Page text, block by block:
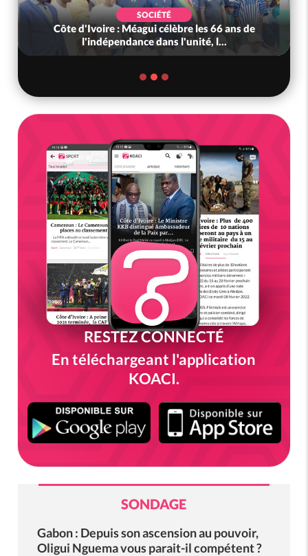
SOCIÉTÉ
Côte d'Ivoire : Méagui célèbre les 66 ans de
l'indépendance dans l'unité, l...
RESTEZ CONNECTÉ
En téléchargeant l'application
KOACI.
SONDAGE
Gabon : Depuis son ascension au pouvoir,
Oligui Nguema vous parait-il compétent ?